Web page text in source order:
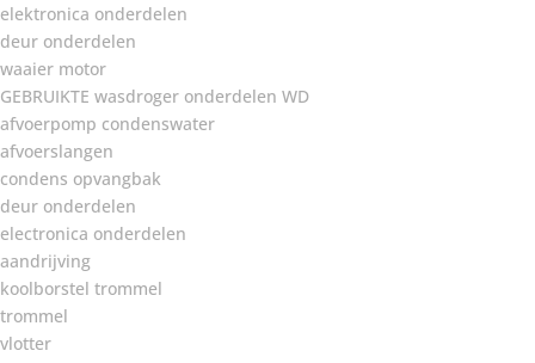
elektronica onderdelen
deur onderdelen
waaier motor
GEBRUIKTE wasdroger onderdelen WD
afvoerpomp condenswater
afvoerslangen
condens opvangbak
deur onderdelen
electronica onderdelen
aandrijving
koolborstel trommel
trommel
vlotter